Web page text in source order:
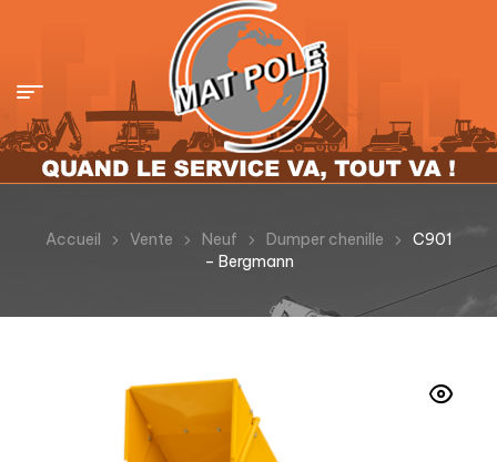
Accueil Vente Neuf Dumper chenille
C901
– Bergmann